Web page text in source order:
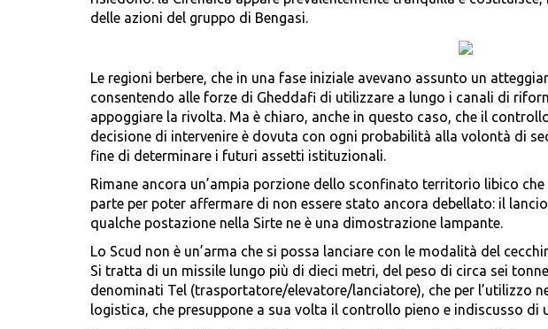
delle azioni del gruppo di Bengasi.
Le regioni berbere, che in una fase iniziale avevano assunto un
consentendo alle forze di Gheddafi di utilizzare a lungo i canali di
appoggiare la rivolta. Ma è chiaro, anche in questo caso, che il
decisione di intervenire è dovuta con ogni probabilità alla volontà di
fine di determinare i futuri assetti istituzionali.
Rimane ancora un’ampia porzione dello sconfinato territorio libico
parte per poter affermare di non essere stato ancora debellato: il
qualche postazione nella Sirte ne è una dimostrazione lampante.
Lo Scud non è un’arma che si possa lanciare con le modalità del
Si tratta di un missile lungo più di dieci metri, del peso di circa sei
denominati Tel (trasportatore/elevatore/lanciatore), che per l’utilizzo
logistica, che presuppone a sua volta il controllo pieno e indiscusso di